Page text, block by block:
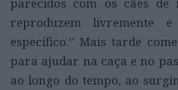
reproduzem
específico.” Mais tarde
para ajudar na caça e no
ao longo do tempo, ao